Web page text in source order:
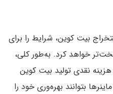
بیت کوین، شرایط را برای
خواهد کرد. به‌طور کلی،
نقدی تولید بیت کوین
بتوانند بهره‌وری خود را